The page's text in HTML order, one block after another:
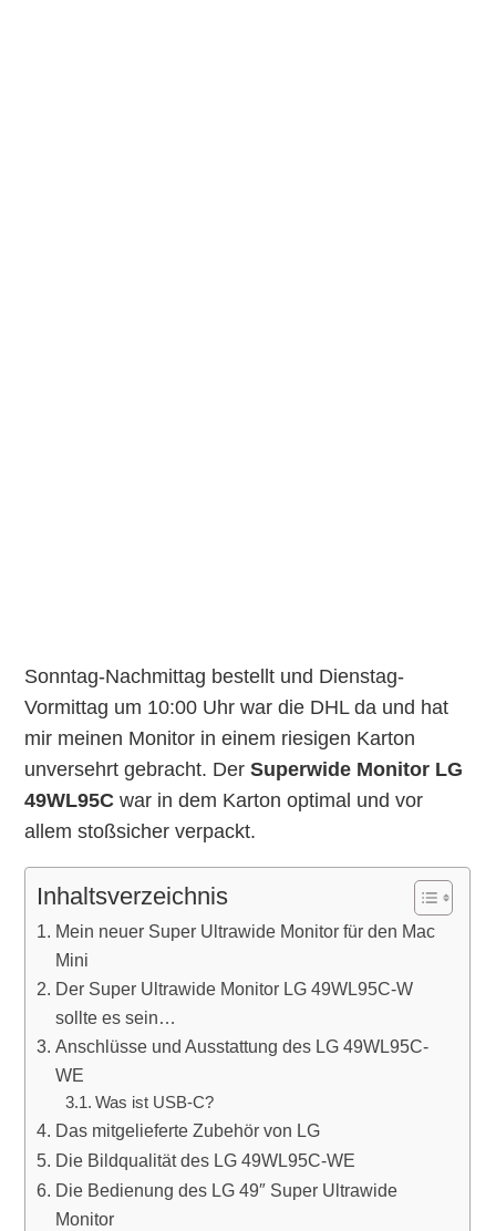
Sonntag-Nachmittag bestellt und Dienstag-
Vormittag um 10:00 Uhr war die DHL da und hat
mir meinen Monitor in einem riesigen Karton
unversehrt gebracht. DerSuperwide Monitor LG
49WL95C war in dem Karton optimal und vor
allem stoßsicher verpackt.
Inhaltsverzeichnis
Mein neuer Super Ultrawide Monitor für den Mac
Mini
Der Super Ultrawide Monitor LG 49WL95C-W
sollte es sein…
Anschlüsse und Ausstattung des LG 49WL95C-
WE
Was ist USB-C?
Das mitgelieferte Zubehör von LG
Die Bildqualität des LG 49WL95C-WE
Die Bedienung des LG 49″ Super Ultrawide
Monitor